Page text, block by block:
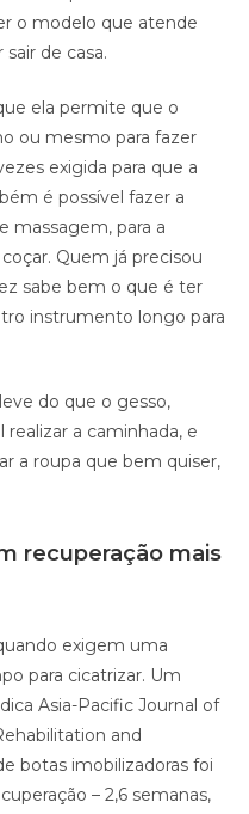
o modelo que atende
de casa.
ela permite que o
ou mesmo para fazer
exigida para que a
é possível fazer a
massagem, para a
Quem já precisou
sabe bem o que é ter
instrumento longo para
do que o gesso,
a caminhada, e
a roupa que bem quiser,
recuperação mais
exigem uma
para cicatrizar. Um
Asia-Pacific Journal of
and
botas imobilizadoras foi
– 2,6 semanas,